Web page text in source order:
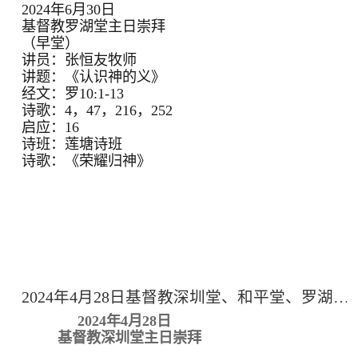
2024年6月30日
基督教罗湖堂主日崇拜
（早堂）
讲员：张恒友牧师
讲题：《认识神的义》
经文：罗10:1-13
诗歌：4，47，216，252
启应：16
诗班：莲塘诗班
诗歌：《荣耀归神》
2024年4月28日基督教深圳堂、和平堂、罗湖堂主日崇拜
2024年4月28日
基督教深圳堂主日崇拜